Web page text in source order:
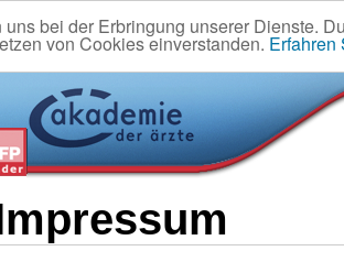
bei der Erbringung unserer Dienste.
von Cookies einverstanden. Erfahren